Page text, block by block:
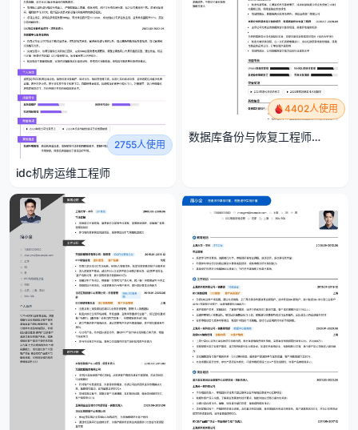
2755人使用
idc机房运维工程师
4402人使用
数据库备份与恢复工程师